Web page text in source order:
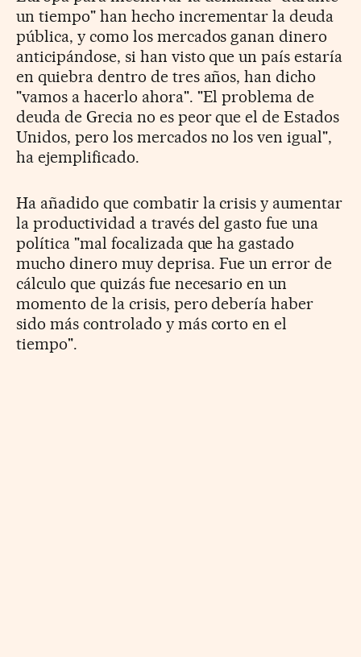
un tiempo" han hecho incrementar la deuda
pública, y como los mercados ganan dinero
anticipándose, si han visto que un país estaría
en quiebra dentro de tres años, han dicho
"vamos a hacerlo ahora". "El problema de
deuda de Grecia no es peor que el de Estados
Unidos, pero los mercados no los ven igual",
ha ejemplificado.
Ha añadido que combatir la crisis y aumentar
la productividad a través del gasto fue una
política "mal focalizada que ha gastado
mucho dinero muy deprisa. Fue un error de
cálculo que quizás fue necesario en un
momento de la crisis, pero debería haber
sido más controlado y más corto en el
tiempo".